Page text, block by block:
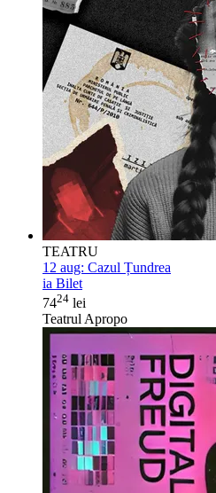
TEATRU
12 aug: Cazul Țundrea
ia Bilet
7424 lei
Teatrul Apropo